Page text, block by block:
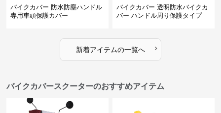
バイクカバー 防水防塵ハンドル
専用車頭保護カバー
バイクカバー 透明防水バイクカ
バー ハンドル周り保護タイプ
新着アイテムの一覧へ ›
バイクカバースクーターのおすすめアイテム